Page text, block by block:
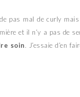
pas mal de curly
et il n’y a pas de
soin. J’essaie d’en